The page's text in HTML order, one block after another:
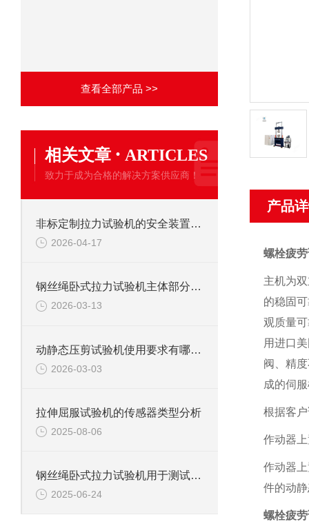
查看全部产品 >>
相关文章 · ARTICLES
致力于成为合格的解决方案供应商！
非标定制拉力试验机的安全装置：保障操作安全的关键
2026-04-17
钢丝绳卧式拉力试验机主体部分及作用
2026-03-13
动静态压剪试验机使用要求有哪些？
2026-03-03
拉伸屈服试验机的传感器类型分析
2025-08-06
钢丝绳卧式拉力试验机用于测试钢丝绳、钢丝、电缆等材料拉伸性能
2025-06-24
产品
螺栓疲
主机为
的稳固
观质量
用进口
阀、精
成的伺
根据客
作动器
作动器
件的动
螺栓疲